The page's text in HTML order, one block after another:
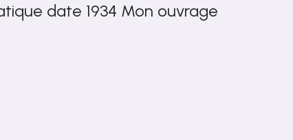
date 1934 Mon ouvrage